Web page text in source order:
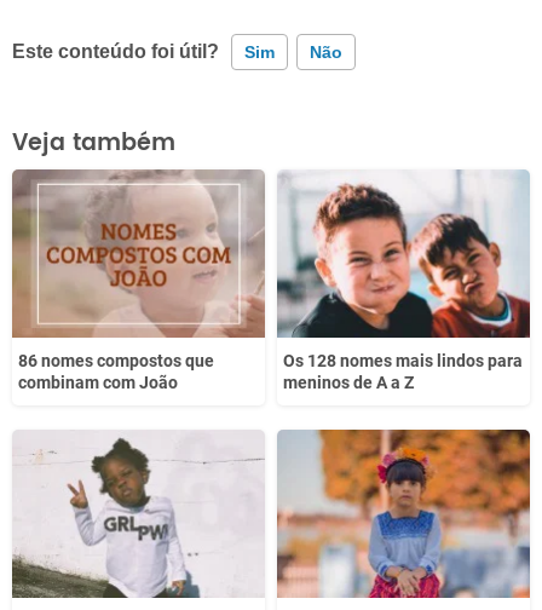
Este conteúdo foi útil? Sim Não
Este conteúdo contém informação incorreta
Este conteúdo não tem a informação que procuro
Outro
Veja também
86 nomes compostos que
combinam com João
Os 128 nomes mais lindos para
meninos de A a Z